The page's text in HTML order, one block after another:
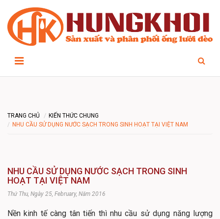
TRANG CHỦ
KIẾN THỨC CHUNG
NHU CẦU SỬ DỤNG NƯỚC SẠCH TRONG SINH HOẠT TẠI VIỆT NAM
NHU CẦU SỬ DỤNG NƯỚC SẠCH TRONG SINH
HOẠT TẠI VIỆT NAM
Thứ Thu, Ngày 25, February, Năm 2016
Nền kinh tế càng tân tiến thì nhu cầu sử dụng năng lượng